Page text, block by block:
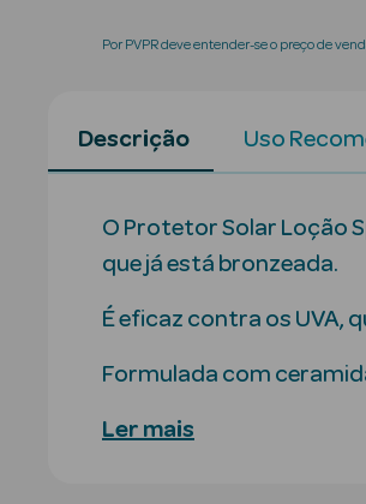
Por PVPR deve entender-se o preço de
Descrição Uso
O Protetor Solar Loção
que já está bronzeada.
É eficaz contra os UVA,
Formulada com
Ler mais